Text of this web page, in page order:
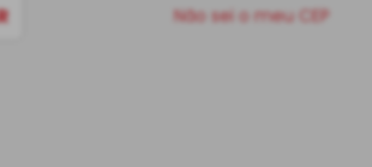
Não sei o meu CEP